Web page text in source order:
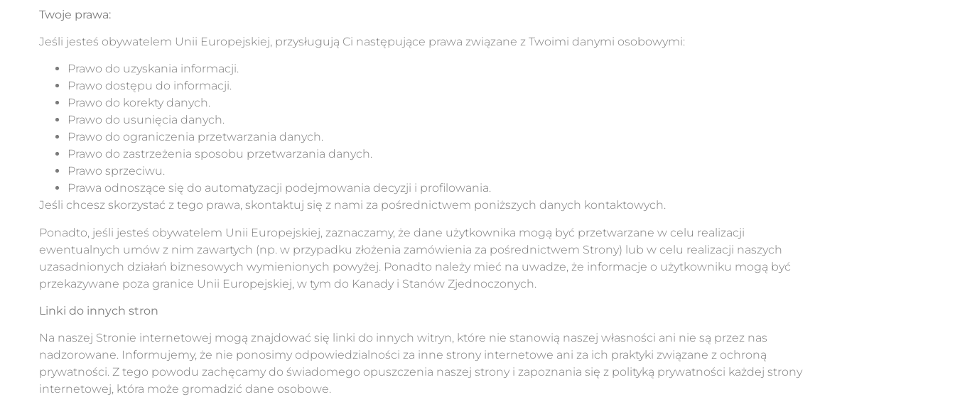
Twoje prawa:
Jeśli jesteś obywatelem Unii Europejskiej, przysługują Ci następujące prawa związane z Twoimi danymi osobowymi:
Prawo do uzyskania informacji.
Prawo dostępu do informacji.
Prawo do korekty danych.
Prawo do usunięcia danych.
Prawo do ograniczenia przetwarzania danych.
Prawo do zastrzeżenia sposobu przetwarzania danych.
Prawo sprzeciwu.
Prawa odnoszące się do automatyzacji podejmowania decyzji i profilowania.
Jeśli chcesz skorzystać z tego prawa, skontaktuj się z nami za pośrednictwem poniższych danych kontaktowych.
Ponadto, jeśli jesteś obywatelem Unii Europejskiej, zaznaczamy, że dane użytkownika mogą być przetwarzane w celu realizacji
ewentualnych umów z nim zawartych (np. w przypadku złożenia zamówienia za pośrednictwem Strony) lub w celu realizacji naszych
uzasadnionych działań biznesowych wymienionych powyżej. Ponadto należy mieć na uwadze, że informacje o użytkowniku mogą być
przekazywane poza granice Unii Europejskiej, w tym do Kanady i Stanów Zjednoczonych.
Linki do innych stron
Na naszej Stronie internetowej mogą znajdować się linki do innych witryn, które nie stanowią naszej własności ani nie są przez nas
nadzorowane. Informujemy, że nie ponosimy odpowiedzialności za inne strony internetowe ani za ich praktyki związane z ochroną
prywatności. Z tego powodu zachęcamy do świadomego opuszczenia naszej strony i zapoznania się z polityką prywatności każdej strony
internetowej, która może gromadzić dane osobowe.